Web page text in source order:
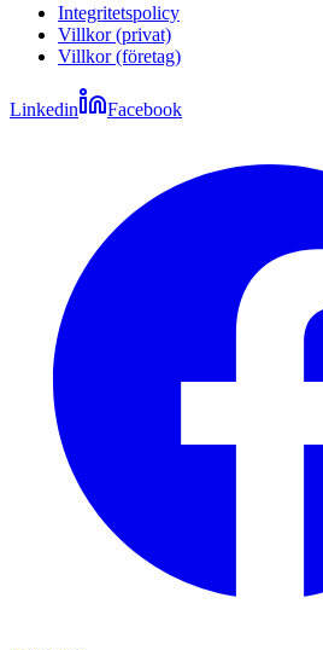
Integritetspolicy
Villkor (privat)
Villkor (företag)
Linkedin Facebook